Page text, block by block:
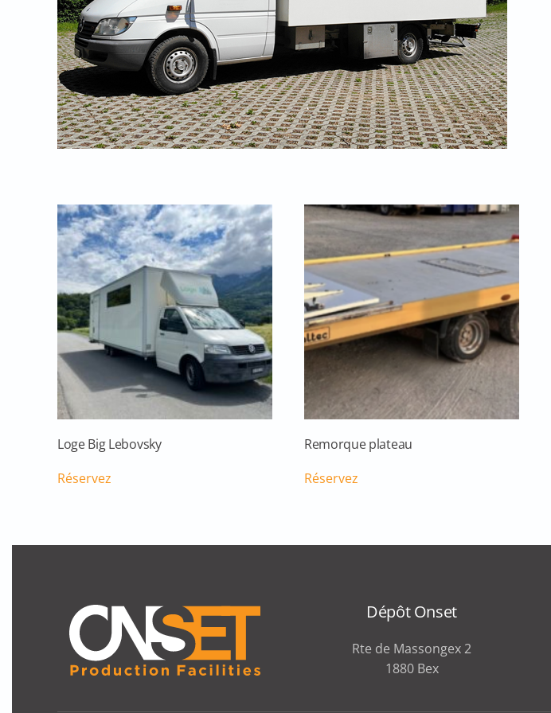
Loge Big Lebovsky
Réservez
Remorque plateau
Réservez
Dépôt Onset
Rte de Massongex 2
1880 Bex